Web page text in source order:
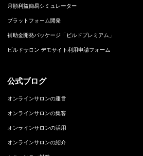
月額利益簡易シミュレーター
プラットフォーム開発
補助金開発パッケージ「ビルドプレミアム」
ビルドサロン デモサイト利用申請フォーム
公式ブログ
オンラインサロンの運営
オンラインサロンの集客
オンラインサロンの活用
オンラインサロンの紹介